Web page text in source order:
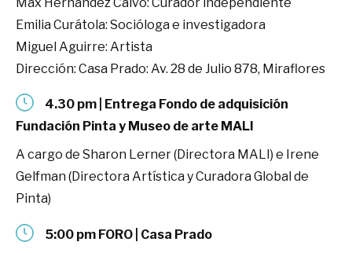
Emilia Curátola: Socióloga e investigadora
Miguel Aguirre: Artista
Dirección: Casa Prado: Av. 28 de Julio 878, Miraflores
4.30 pm | Entrega Fondo de adquisición
Fundación Pinta y Museo de arte MALI
A cargo de Sharon Lerner (Directora MALI) e Irene
Gelfman (Directora Artística y Curadora Global de
Pinta)
5:00 pm FORO | Casa Prado